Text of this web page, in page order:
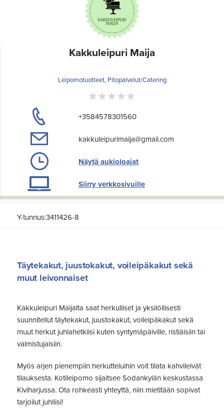
Kakkuleipuri Maija
Leipomotuotteet, Pitopalvelut/Catering
+3584578301560
kakkuleipurimaija@gmail.com
Näytä aukioloajat
Siirry verkkosivuille
Y-tunnus:3411426-8
Täytekakut, juustokakut, voileipäkakut sekä
muut leivonnaiset
Kakkuleipuri Maijalta saat herkulliset ja yksilöllisesti
suunnitellut täytekakut, juustokakut, voileipäkakut sekä
muut herkut juhlahetkiisi kuten syntymäpäiville, ristiäisiin tai
valmistujaisiin.
Myös arjen pienempiin herkutteluihin voit tilata kahvileivät
tilauksesta. Kotileipomo sijaitsee Sodankylän keskustassa
Kiviharjussa. Ota rohkeasti yhteyttä, niin mietitään sopivat
tarjoilut juhliisi!